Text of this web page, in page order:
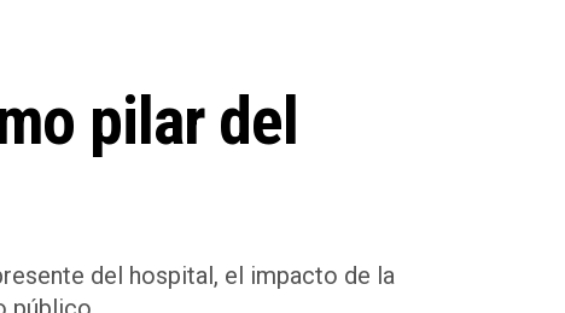
pilar del
del hospital, el impacto de la